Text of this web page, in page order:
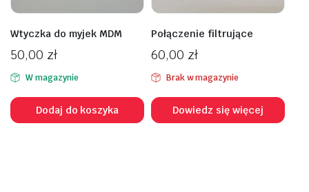
Wtyczka do myjek MDM
50,00 zł
W magazynie
Dodaj do koszyka
Połączenie filtrujące
60,00 zł
Brak w magazynie
Dowiedz się więcej